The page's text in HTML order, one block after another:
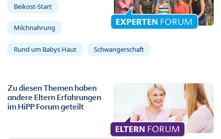
Beikost-Start
Milchnahrung
Rund um Babys Haut Schwangerschaft
Zu diesen Themen haben
andere Eltern Erfahrungen
im HiPP Forum geteilt